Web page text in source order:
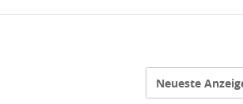
Neueste